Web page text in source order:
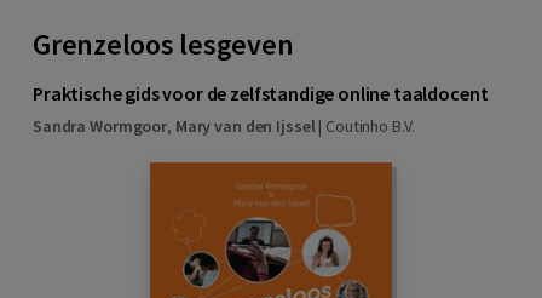
Grenzeloos lesgeven
Praktische gids voor de zelfstandige online taaldocent
Sandra Wormgoor, Mary van den Ijssel| Coutinho B.V.